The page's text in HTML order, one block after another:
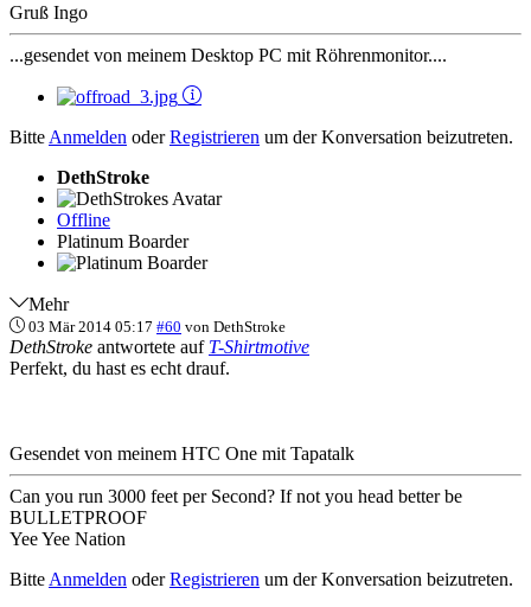
Gruß Ingo
...gesendet von meinem Desktop PC mit Röhrenmonitor....
Bitte Anmelden oderRegistrieren um der Konversation beizutreten.
DethStroke
Offline
Platinum Boarder
Mehr
03 Mär 2014 05:17 #60 von DethStroke
DethStroke antwortete auf T-Shirtmotive
Perfekt, du hast es echt drauf.
Gesendet von meinem HTC One mit Tapatalk
Can you run 3000 feet per Second? If not you head better be
BULLETPROOF
Yee Yee Nation
Bitte Anmelden oderRegistrieren um der Konversation beizutreten.